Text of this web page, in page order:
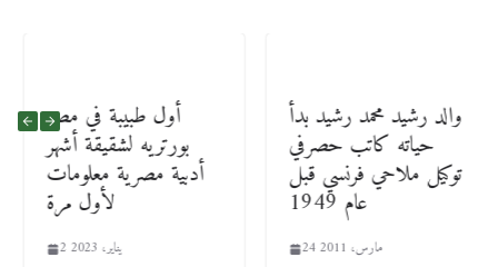
أول طبيبة في مصر
بورتريه لشقيقة أشهر
أدبية مصرية معلومات
لأول مرة
2 يناير، 2023
والد رشيد محمد رشيد بدأ
حياته كاتب حصرفي
توكيل ملاحي فرنسي قبل
عام 1949
24 مارس، 2011